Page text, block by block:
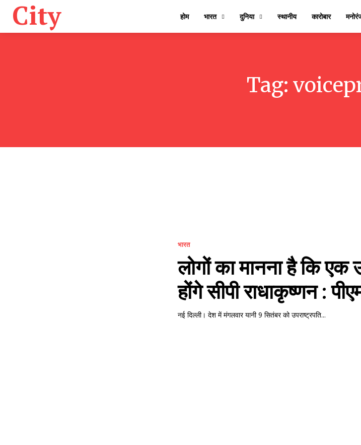
City होम भारत दुनिया स्थानीय कारोबार
Tag:
भारत
लोगों का मानना है कि एक
होंगे सीपी राधाकृष्णन :
नई दिल्ली। देश में मंगलवार यानी 9 सितंबर को उपराष्ट्रपति...